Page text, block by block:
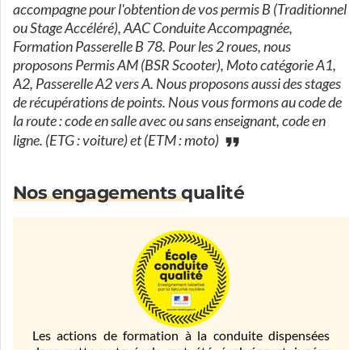
accompagne pour l'obtention de vos permis B (Traditionnel
ou Stage Accéléré), AAC Conduite Accompagnée,
Formation Passerelle B 78. Pour les 2 roues, nous
proposons Permis AM (BSR Scooter), Moto catégorie A1,
A2, Passerelle A2 vers A. Nous proposons aussi des stages
de récupérations de points. Nous vous formons au code de
la route : code en salle avec ou sans enseignant, code en
ligne. (ETG : voiture) et (ETM : moto)
Nos engagements qualité
Les actions de formation à la conduite dispensées